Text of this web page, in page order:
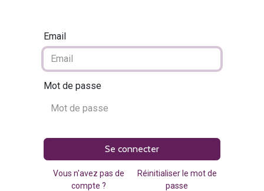
Email
Mot de passe
Se connecter
Vous n'avez pas de
compte ?
Réinitialiser le mot de
passe